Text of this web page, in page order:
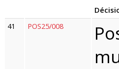
41
POS25/008